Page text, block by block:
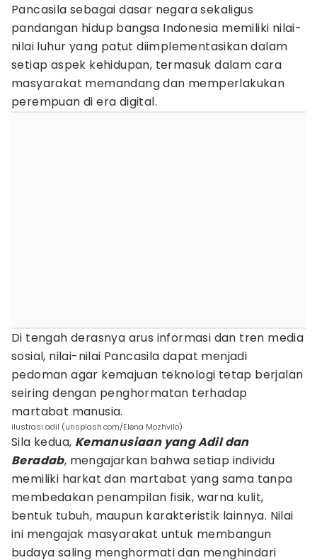
Pancasila sebagai dasar negara sekaligus
pandangan hidup bangsa Indonesia memiliki nilai-
nilai luhur yang patut diimplementasikan dalam
setiap aspek kehidupan, termasuk dalam cara
masyarakat memandang dan memperlakukan
perempuan di era digital.
Di tengah derasnya arus informasi dan tren media
sosial, nilai-nilai Pancasila dapat menjadi
pedoman agar kemajuan teknologi tetap berjalan
seiring dengan penghormatan terhadap
martabat manusia.
ilustrasi adil (unsplash.com/Elena Mozhvilo)
Sila kedua, Kemanusiaan yang Adil dan
Beradab, mengajarkan bahwa setiap individu
memiliki harkat dan martabat yang sama tanpa
membedakan penampilan fisik, warna kulit,
bentuk tubuh, maupun karakteristik lainnya. Nilai
ini mengajak masyarakat untuk membangun
budaya saling menghormati dan menghindari